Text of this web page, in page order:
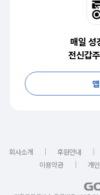
매일 성
전신갑
회사소개 ｜ 후원안내 ｜
이용약관
｜ 개